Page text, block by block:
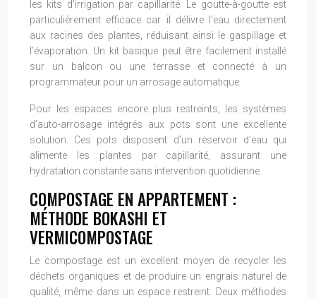
les kits d’irrigation par capillarité. Le goutte-à-goutte est
particulièrement efficace car il délivre l’eau directement
aux racines des plantes, réduisant ainsi le gaspillage et
l’évaporation. Un kit basique peut être facilement installé
sur un balcon ou une terrasse et connecté à un
programmateur pour un arrosage automatique.
Pour les espaces encore plus restreints, les systèmes
d’auto-arrosage intégrés aux pots sont une excellente
solution. Ces pots disposent d’un réservoir d’eau qui
alimente les plantes par capillarité, assurant une
hydratation constante sans intervention quotidienne.
COMPOSTAGE EN APPARTEMENT :
MÉTHODE BOKASHI ET
VERMICOMPOSTAGE
Le compostage est un excellent moyen de recycler les
déchets organiques et de produire un engrais naturel de
qualité, même dans un espace restreint. Deux méthodes